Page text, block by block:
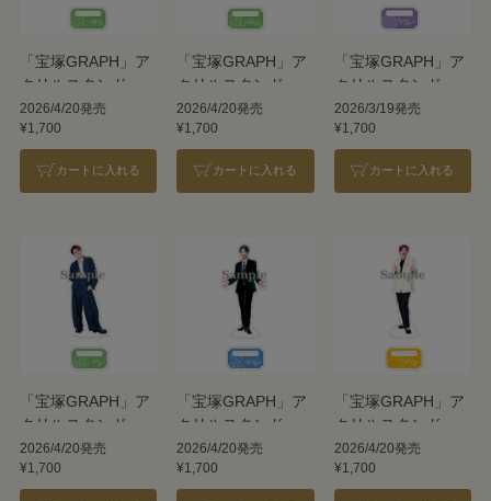
「宝塚GRAPH」ア
クリルスタンド
【瀬央ゆりあ】
2026/4/20発売
¥1,700
カートに入れる
「宝塚GRAPH」ア
クリルスタンド
【華世京】
2026/4/20発売
¥1,700
カートに入れる
「宝塚GRAPH」ア
クリルスタンド
【春乃さくら】
2026/3/19発売
¥1,700
カートに入れる
「宝塚GRAPH」ア
クリルスタンド
【諏訪さき】
2026/4/20発売
¥1,700
「宝塚GRAPH」ア
クリルスタンド
【稀惺かずと】
2026/4/20発売
¥1,700
「宝塚GRAPH」ア
クリルスタンド
【礼華はる】
2026/4/20発売
¥1,700